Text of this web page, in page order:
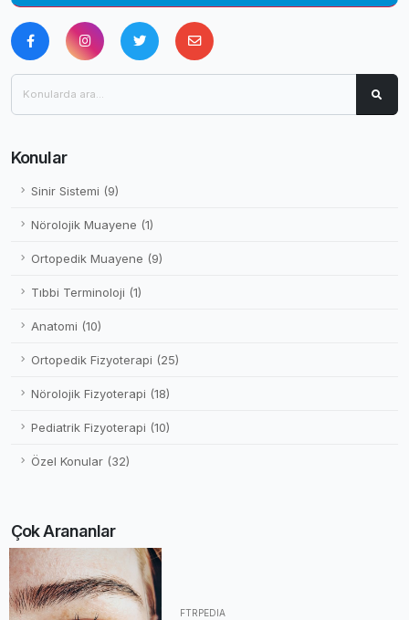
Konular
Sinir Sistemi (9)
Nörolojik Muayene (1)
Ortopedik Muayene (9)
Tıbbi Terminoloji (1)
Anatomi (10)
Ortopedik Fizyoterapi (25)
Nörolojik Fizyoterapi (18)
Pediatrik Fizyoterapi (10)
Özel Konular (32)
Çok Arananlar
FTRPEDIA